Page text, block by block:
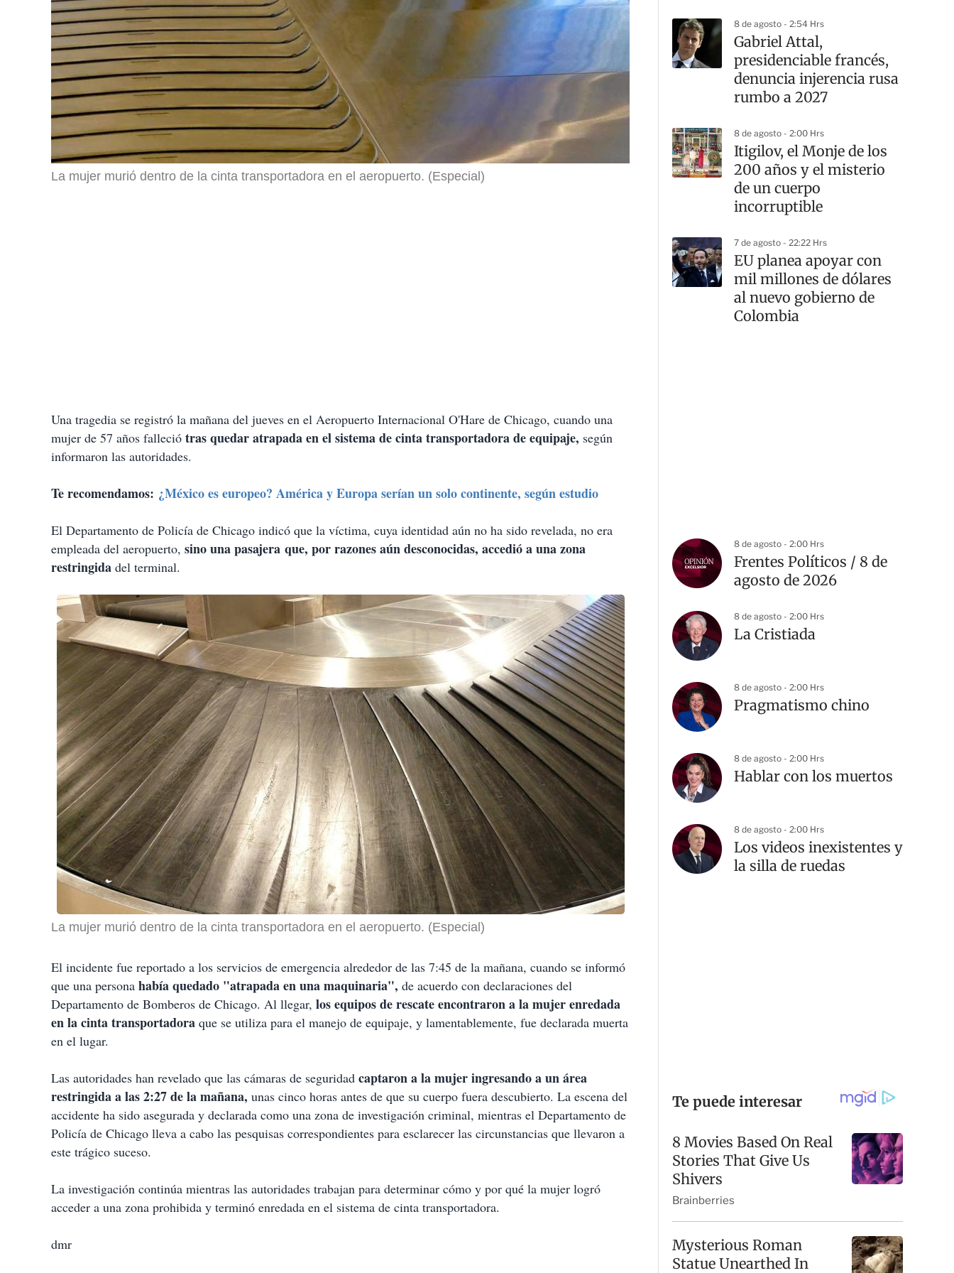
La mujer murió dentro de la cinta transportadora en el aeropuerto. (Especial)
Una tragedia se registró la mañana del jueves en el Aeropuerto Internacional O'Hare de Chicago, cuando una
mujer de 57 años falleció tras quedar atrapada en el sistema de cinta transportadora de equipaje, según
informaron las autoridades.
Te recomendamos: ¿México es europeo? América y Europa serían un solo continente, según estudio
El Departamento de Policía de Chicago indicó que la víctima, cuya identidad aún no ha sido revelada, no era
empleada del aeropuerto, sino una pasajera que, por razones aún desconocidas, accedió a una zona
restringida del terminal.
La mujer murió dentro de la cinta transportadora en el aeropuerto. (Especial)
El incidente fue reportado a los servicios de emergencia alrededor de las 7:45 de la mañana, cuando se informó
que una persona había quedado "atrapada en una maquinaria", de acuerdo con declaraciones del
Departamento de Bomberos de Chicago. Al llegar, los equipos de rescate encontraron a la mujer enredada
en la cinta transportadora que se utiliza para el manejo de equipaje, y lamentablemente, fue declarada muerta
en el lugar.
Las autoridades han revelado que las cámaras de seguridad captaron a la mujer ingresando a un área
restringida a las 2:27 de la mañana, unas cinco horas antes de que su cuerpo fuera descubierto. La escena del
accidente ha sido asegurada y declarada como una zona de investigación criminal, mientras el Departamento de
Policía de Chicago lleva a cabo las pesquisas correspondientes para esclarecer las circunstancias que llevaron a
este trágico suceso.
La investigación continúa mientras las autoridades trabajan para determinar cómo y por qué la mujer logró
acceder a una zona prohibida y terminó enredada en el sistema de cinta transportadora.
dmr
8 de agosto - 2:54 Hrs
Gabriel Attal,
presidenciable francés,
denuncia injerencia rusa
rumbo a 2027
8 de agosto - 2:00 Hrs
Itigilov, el Monje de los
200 años y el misterio
de un cuerpo
incorruptible
7 de agosto - 22:22 Hrs
EU planea apoyar con
mil millones de dólares
al nuevo gobierno de
Colombia
8 de agosto - 2:00 Hrs
Frentes Políticos / 8 de
agosto de 2026
8 de agosto - 2:00 Hrs
La Cristiada
8 de agosto - 2:00 Hrs
Pragmatismo chino
8 de agosto - 2:00 Hrs
Hablar con los muertos
8 de agosto - 2:00 Hrs
Los videos inexistentes y
la silla de ruedas